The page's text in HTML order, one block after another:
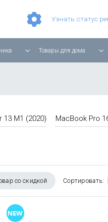
Узнать статус
Товары для дома
13 M1 (2020) MacBook Pro
со скидкой Сортировать: